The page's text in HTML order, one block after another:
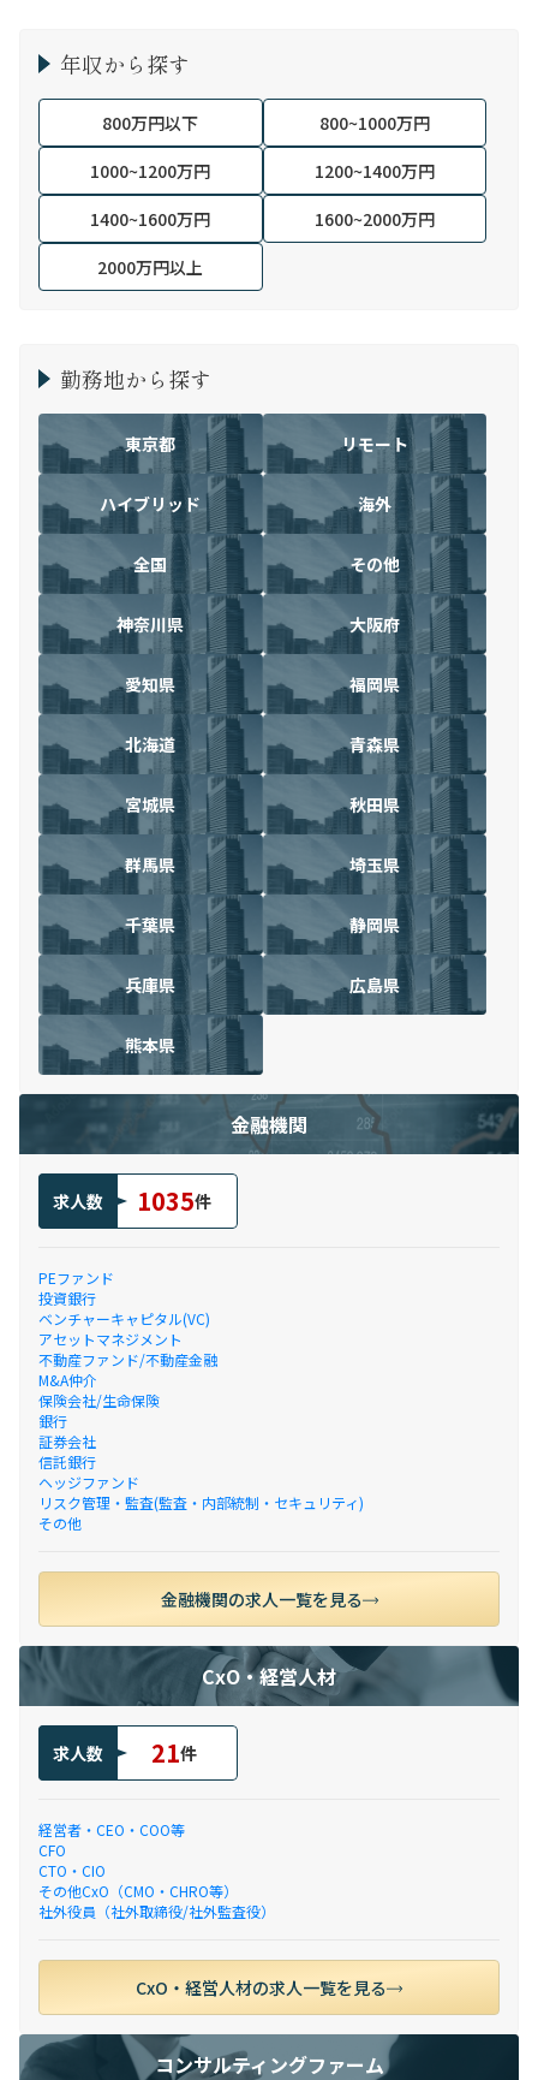
年収から探す
800万円以下
800~1000万円
1000~1200万円
1200~1400万円
1400~1600万円
1600~2000万円
2000万円以上
勤務地から探す
東京都 リモート
ハイブリッド 海外
全国 その他
神奈川県 大阪府
愛知県 福岡県
北海道 青森県
宮城県 秋田県
群馬県 埼玉県
千葉県 静岡県
兵庫県 広島県
熊本県
金融機関
求人数 1035件
PEファンド
投資銀行
ベンチャーキャピタル(VC)
アセットマネジメント
不動産ファンド/不動産金融
M&A仲介
保険会社/生命保険
銀行
証券会社
信託銀行
ヘッジファンド
リスク管理・監査(監査・内部統制・セキュリティ)
その他
金融機関の求人一覧を見る
CxO・経営人材
求人数 21件
経営者・CEO・COO等
CFO
CTO・CIO
その他CxO（CMO・CHRO等）
社外役員（社外取締役/社外監査役）
CxO・経営人材の求人一覧を見る
コンサルティングファーム